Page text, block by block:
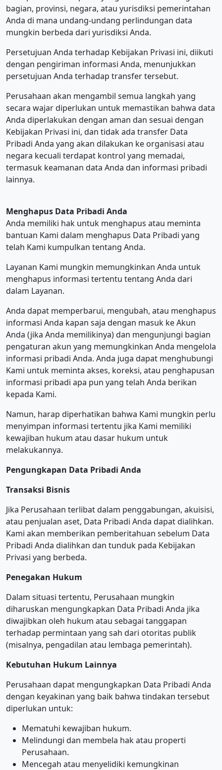
bagian, provinsi, negara, atau yurisdiksi pemerintahan
Anda di mana undang-undang perlindungan data
mungkin berbeda dari yurisdiksi Anda.
Persetujuan Anda terhadap Kebijakan Privasi ini, diikuti
dengan pengiriman informasi Anda, menunjukkan
persetujuan Anda terhadap transfer tersebut.
Perusahaan akan mengambil semua langkah yang
secara wajar diperlukan untuk memastikan bahwa data
Anda diperlakukan dengan aman dan sesuai dengan
Kebijakan Privasi ini, dan tidak ada transfer Data
Pribadi Anda yang akan dilakukan ke organisasi atau
negara kecuali terdapat kontrol yang memadai,
termasuk keamanan data Anda dan informasi pribadi
lainnya.
Menghapus Data Pribadi Anda
Anda memiliki hak untuk menghapus atau meminta
bantuan Kami dalam menghapus Data Pribadi yang
telah Kami kumpulkan tentang Anda.
Layanan Kami mungkin memungkinkan Anda untuk
menghapus informasi tertentu tentang Anda dari
dalam Layanan.
Anda dapat memperbarui, mengubah, atau menghapus
informasi Anda kapan saja dengan masuk ke Akun
Anda (jika Anda memilikinya) dan mengunjungi bagian
pengaturan akun yang memungkinkan Anda mengelola
informasi pribadi Anda. Anda juga dapat menghubungi
Kami untuk meminta akses, koreksi, atau penghapusan
informasi pribadi apa pun yang telah Anda berikan
kepada Kami.
Namun, harap diperhatikan bahwa Kami mungkin perlu
menyimpan informasi tertentu jika Kami memiliki
kewajiban hukum atau dasar hukum untuk
melakukannya.
Pengungkapan Data Pribadi Anda
Transaksi Bisnis
Jika Perusahaan terlibat dalam penggabungan, akuisisi,
atau penjualan aset, Data Pribadi Anda dapat dialihkan.
Kami akan memberikan pemberitahuan sebelum Data
Pribadi Anda dialihkan dan tunduk pada Kebijakan
Privasi yang berbeda.
Penegakan Hukum
Dalam situasi tertentu, Perusahaan mungkin
diharuskan mengungkapkan Data Pribadi Anda jika
diwajibkan oleh hukum atau sebagai tanggapan
terhadap permintaan yang sah dari otoritas publik
(misalnya, pengadilan atau lembaga pemerintah).
Kebutuhan Hukum Lainnya
Perusahaan dapat mengungkapkan Data Pribadi Anda
dengan keyakinan yang baik bahwa tindakan tersebut
diperlukan untuk:
Mematuhi kewajiban hukum.
Melindungi dan membela hak atau properti
Perusahaan.
Mencegah atau menyelidiki kemungkinan